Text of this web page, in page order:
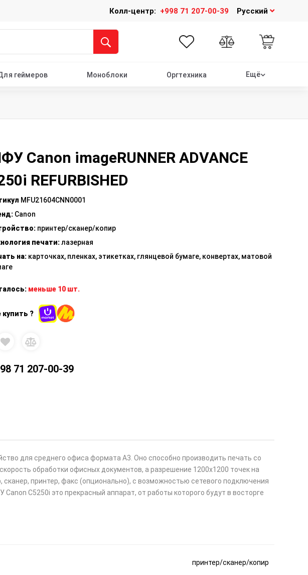
Колл-центр: +998 71 207-00-39 Русский
геймеров Моноблоки Оргтехника Ещё
Canon imageRUNNER ADVANCE
REFURBISHED
MFU21604CNN0001
: Canon
: принтер/сканер/копир
печати:лазерная
на: карточках, пленках, этикетках, глянцевой бумаге, конвертах, матовой
меньше 10 шт.
купить ?
71 207-00-39
для среднего офиса формата А3. Оно способно производить печать со
обработки офисных документов, а разрешение 1200x1200 точек на
принтер, факс (опционально), с возможностью сетевого подключения
С5250i это прекрасный аппарат, от работы которого будут в восторге
принтер/сканер/копир